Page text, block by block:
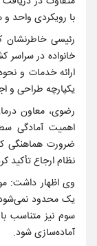
با رویکردی واحد
رئیسی خاطرنشان
خانواده در سراسر
ارائه خدمات و
یکپارچه طراحی و
رضوی، معاون
اهمیت آمادگی
ضرورت هماهنگی
نظام ارجاع تأکید
وی اظهار داشت:
یک محدود
سوم نیز متناسب
آماده‌سازی شود.